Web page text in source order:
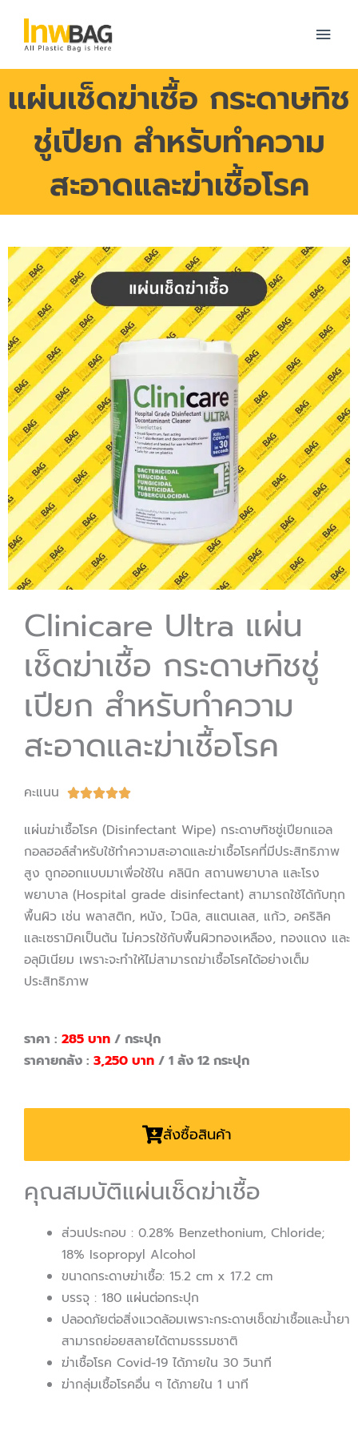
content
MAIN
แผ่นเช็ดฆ่าเชื้อ กระดาษทิช
ชู่เปียก สำหรับทำความ
สะอาดและฆ่าเชื้อโรค
Clinicare Ultra แผ่น
เช็ดฆ่าเชื้อ กระดาษทิชชู่
เปียก สำหรับทำความ
สะอาดและฆ่าเชื้อโรค
คะแนน 5
5
แผ่นฆ่าเชื้อโรค (Disinfectant Wipe) กระดาษทิชชู่เปียกแอล
กอลฮอล์สำหรับใช้ทำความสะอาดและฆ่าเชื้อโรคที่มีประสิทธิภาพ
สูง ถูกออกแบบมาเพื่อใช้ใน คลินิก สถานพยาบาล และโรง
พยาบาล (Hospital grade disinfectant) สามารถใช้ได้กับทุก
พื้นผิว เช่น พลาสติก, หนัง, ไวนิล, สแตนเลส, แก้ว, อคริลิค
และเซรามิคเป็นต้น ไม่ควรใช้กับพื้นผิวทองเหลือง, ทองแดง และ
อลุมิเนียม เพราะจะทำให้ไม่สามารถฆ่าเชื้อโรคได้อย่างเต็ม
ประสิทธิภาพ
ราคา : 285 บาท / กระปุก
ราคายกลัง : 3,250 บาท / 1 ลัง 12 กระปุก
สั่งซื้อสินค้า
คุณสมบัติแผ่นเช็ดฆ่าเชื้อ
ส่วนประกอบ : 0.28% Benzethonium, Chloride;
18% Isopropyl Alcohol
ขนาดกระดาษฆ่าเชื้อ: 15.2 cm x 17.2 cm
บรรจุ : 180 แผ่นต่อกระปุก
ปลอดภัยต่อสิ่งแวดล้อมเพราะกระดาษเช็ดฆ่าเชื้อและน้ำยา
สามารถย่อยสลายได้ตามธรรมชาติ
ฆ่าเชื้อโรค Covid-19 ได้ภายใน 30 วินาที
ฆ่ากลุ่มเชื้อโรคอื่น ๆ ได้ภายใน 1 นาที